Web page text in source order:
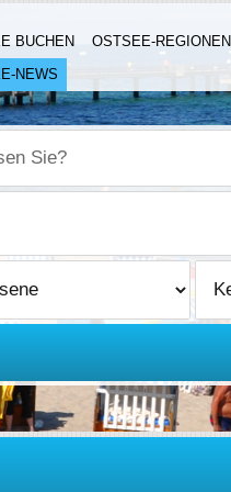
BUCHEN OSTSEE-REGIONEN
NEWS
Sie?